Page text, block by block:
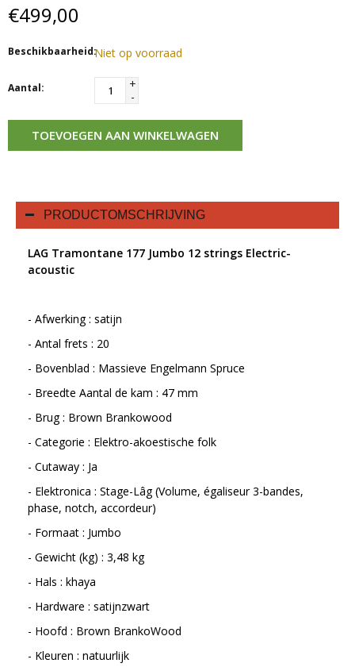
€499,00
Beschikbaarheid:Niet op voorraad
Aantal:
+
-
TOEVOEGEN AAN WINKELWAGEN
PRODUCTOMSCHRIJVING
LAG Tramontane 177 Jumbo 12 strings Electric-
acoustic
- Afwerking : satijn
- Antal frets : 20
- Bovenblad : Massieve Engelmann Spruce
- Breedte Aantal de kam : 47 mm
- Brug : Brown Brankowood
- Categorie : Elektro-akoestische folk
- Cutaway : Ja
- Elektronica : Stage-Lâg (Volume, égaliseur 3-bandes,
phase, notch, accordeur)
- Formaat : Jumbo
- Gewicht (kg) : 3,48 kg
- Hals : khaya
- Hardware : satijnzwart
- Hoofd : Brown BrankoWood
- Kleuren : natuurlijk